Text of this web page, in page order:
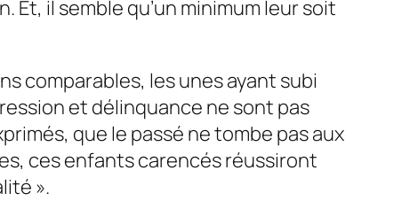
il semble qu’un minimum leur soit
comparables, les unes ayant subi
et délinquance ne sont pas
que le passé ne tombe pas aux
ces enfants carencés réussiront
».